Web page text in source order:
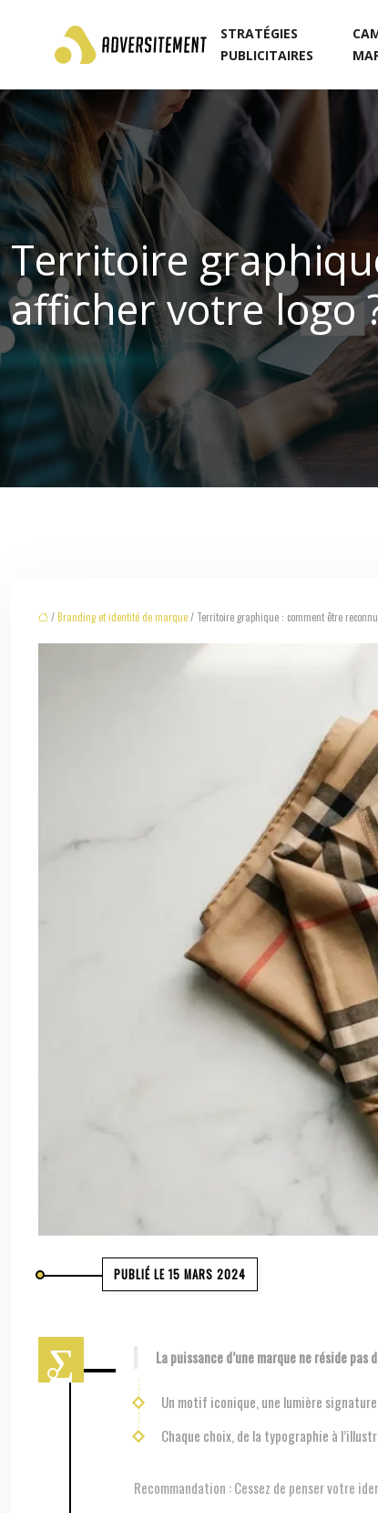
STRATÉGIES
PUBLICITAIRES
Territoire
afficher votre logo
/Branding et identité de marque/ Territoire graphique : comment être
PUBLIÉ LE 15 MARS 2024
La puissance d’une marque ne réside
Un motif iconique, une lumière
Chaque choix, de la typographie à
Recommandation :Cessez de penser votre